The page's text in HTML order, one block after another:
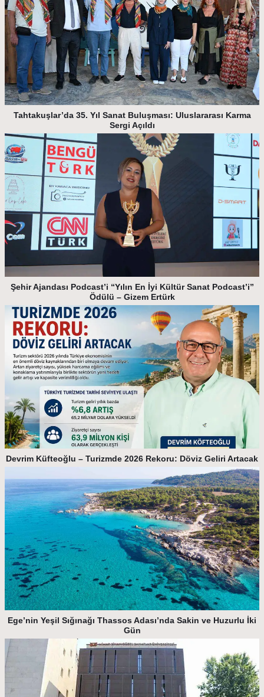
Tahtakuşlar’da 35. Yıl Sanat Buluşması: Uluslararası Karma
Sergi Açıldı
Şehir Ajandası Podcast’i “Yılın En İyi Kültür Sanat Podcast’i”
Ödülü – Gizem Ertürk
Devrim Küfteoğlu – Turizmde 2026 Rekoru: Döviz Geliri Artacak
Ege’nin Yeşil Sığınağı Thassos Adası’nda Sakin ve Huzurlu İki
Gün